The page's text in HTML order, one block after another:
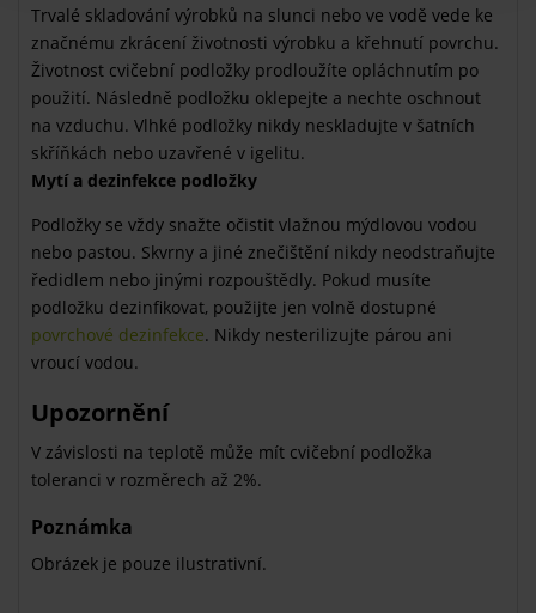
Trvalé skladování výrobků na slunci nebo ve vodě vede ke
značnému zkrácení životnosti výrobku a křehnutí povrchu.
Životnost cvičební podložky prodloužíte opláchnutím po
použití. Následně podložku oklepejte a nechte oschnout
na vzduchu. Vlhké podložky nikdy neskladujte v šatních
skříňkách nebo uzavřené v igelitu.
Mytí a dezinfekce podložky
Podložky se vždy snažte očistit vlažnou mýdlovou vodou
nebo pastou. Skvrny a jiné znečištění nikdy neodstraňujte
ředidlem nebo jinými rozpouštědly. Pokud musíte
podložku dezinfikovat, použijte jen volně dostupné
povrchové dezinfekce. Nikdy nesterilizujte párou ani
vroucí vodou.
Upozornění
V závislosti na teplotě může mít cvičební podložka
toleranci v rozměrech až 2%.
Poznámka
Obrázek je pouze ilustrativní.